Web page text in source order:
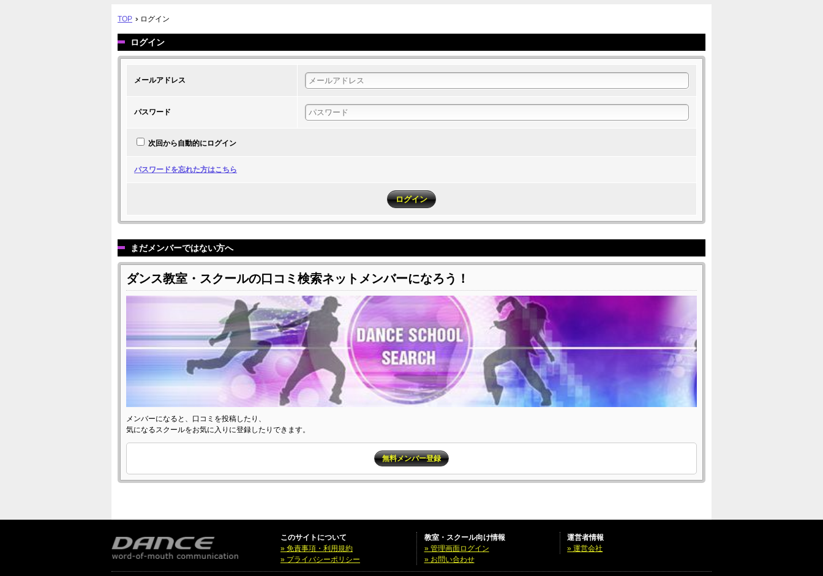
TOP ログイン
ログイン
メールアドレス
パスワード
次回から自動的にログイン
パスワードを忘れた方はこちら
まだメンバーではない方へ
ダンス教室・スクールの口コミ検索ネットメンバーになろう！
メンバーになると、口コミを投稿したり、
気になるスクールをお気に入りに登録したりできます。
無料メンバー登録
このサイトについて
» 免責事項・利用規約
» プライバシーポリシー
教室・スクール向け情報
» 管理画面ログイン
» お問い合わせ
運営者情報
» 運営会社